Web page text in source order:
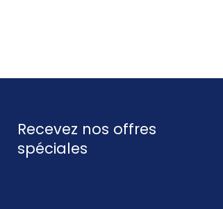
Recevez nos offres
spéciales